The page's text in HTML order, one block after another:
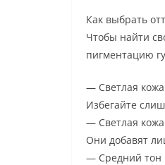
Как выбрать
Чтобы найти
пигментацию
— Светлая
Избегайте
— Светлая
Они добавят
— Средний тон